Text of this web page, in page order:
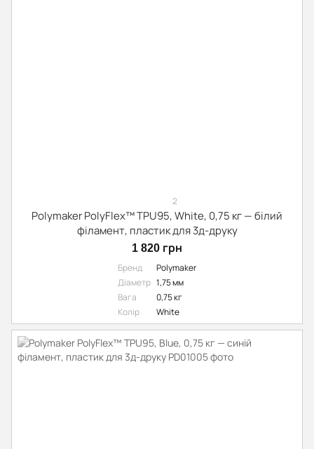
2
Polymaker PolyFlex™ TPU95, White, 0,75 кг — білий
філамент, пластик для 3д-друку
1 820 грн
Бренд
Polymaker
Діаметр 1,75 мм
Вага
0,75 кг
Колір
White